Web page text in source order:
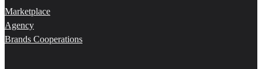
Marketplace
Agency
Brands Cooperations